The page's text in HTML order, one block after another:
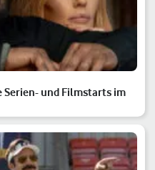
Serien- und Filmstarts im